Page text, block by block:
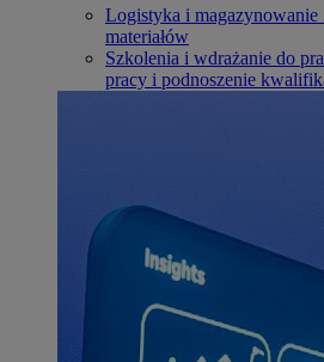
Logistyka i magazynowanie
materiałów
Szkolenia i wdrażanie do
pracy i podnoszenie